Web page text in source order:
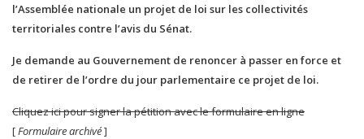
l’Assemblée nationale un projet de loi sur les collectivités
territoriales contre l’avis du Sénat.
Je demande au Gouvernement de renoncer à passer en force et
de retirer de l’ordre du jour parlementaire ce projet de loi.
Cliquez ici pour signer la pétition avec le formulaire en ligne
[Formulaire archivé]